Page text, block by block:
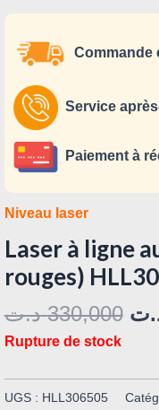
Commande
Service
Paiement à
Niveau laser
Laser à ligne
rouges)
330,000 د.ت
Rupture de stock
UGS : HLL306505